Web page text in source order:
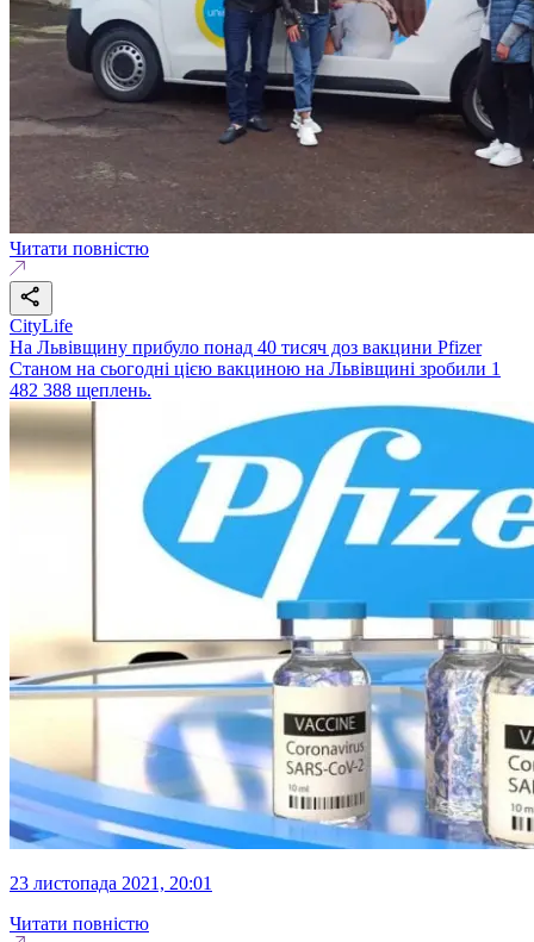
Читати повністю
CityLife
На Львівщину прибуло понад 40 тисяч доз вакцини Pfizer
Станом на сьогодні цією вакциною на Львівщині зробили 1
482 388 щеплень.
23 листопада 2021, 20:01
Читати повністю